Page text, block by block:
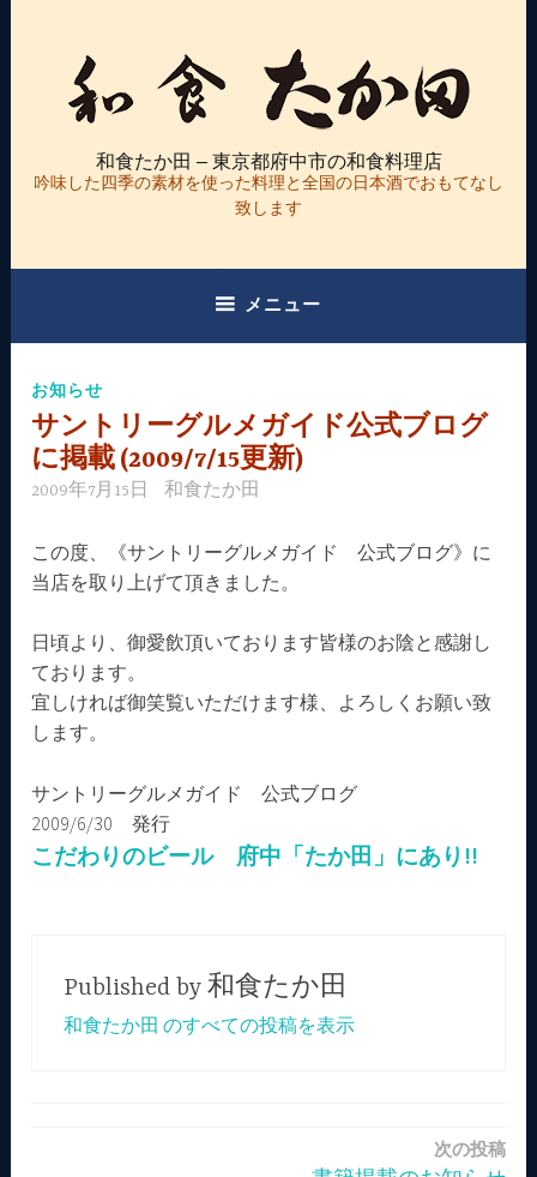
和食たか田 – 東京都府中市の和食料理店
吟味した四季の素材を使った料理と全国の日本酒でおもてなし
致します
メニュー
お知らせ
サントリーグルメガイド公式ブログ
に掲載 (2009/7/15更新)
2009年7月15日 和食たか田
この度、《サントリーグルメガイド 公式ブログ》に
当店を取り上げて頂きました。
日頃より、御愛飲頂いております皆様のお陰と感謝し
ております。
宜しければ御笑覧いただけます様、よろしくお願い致
します。
サントリーグルメガイド 公式ブログ
2009/6/30 発行
こだわりのビール 府中「たか田」にあり!!
Published by 和食たか田
和食たか田 のすべての投稿を表示
次の投稿